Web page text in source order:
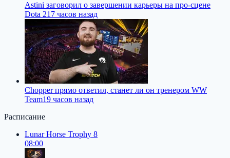
Astini заговорил о завершении карьеры на про-сцене
Dota 217 часов назад
Chopper прямо ответил, станет ли он тренером WW
Team19 часов назад
Расписание
Lunar Horse Trophy 8
08:00